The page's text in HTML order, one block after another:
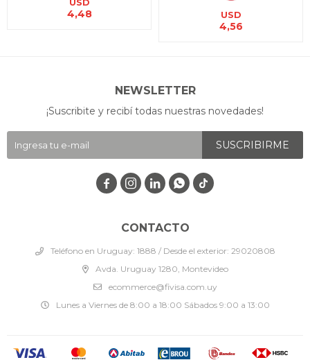
USD
4,48 USD
4,56
CONTACTO
Teléfono en Uruguay: 1888 / Desde el exterior: 29020808
Avda. Uruguay 1280, Montevideo
ecommerce@fivisa.com.uy
Lunes a Viernes de 8:00 a 18:00 Sábados 9:00 a 13:00
NEWSLETTER
¡Suscribite y recibí todas nuestras novedades!
SUSCRIBIRME
   